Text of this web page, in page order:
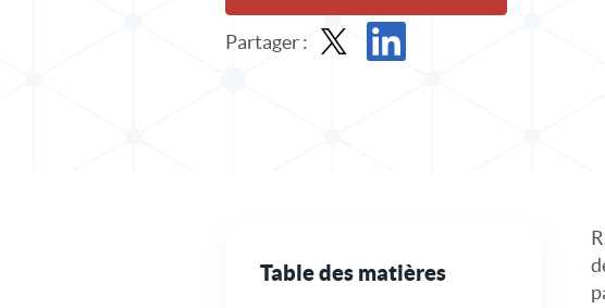
Partager :
Table des matières